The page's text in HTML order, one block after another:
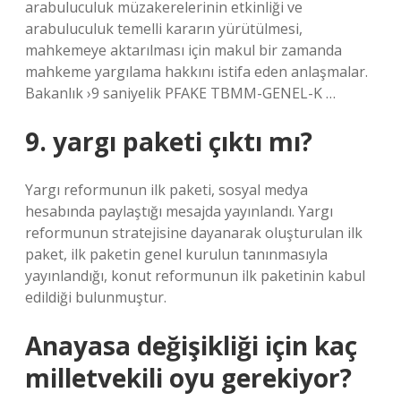
arabuluculuk müzakerelerinin etkinliği ve
arabuluculuk temelli kararın yürütülmesi,
mahkemeye aktarılması için makul bir zamanda
mahkeme yargılama hakkını istifa eden anlaşmalar.
Bakanlık ›9 saniyelik PFAKE TBMM-GENEL-K …
9. yargı paketi çıktı mı?
Yargı reformunun ilk paketi, sosyal medya
hesabında paylaştığı mesajda yayınlandı. Yargı
reformunun stratejisine dayanarak oluşturulan ilk
paket, ilk paketin genel kurulun tanınmasıyla
yayınlandığı, konut reformunun ilk paketinin kabul
edildiği bulunmuştur.
Anayasa değişikliği için kaç
milletvekili oyu gerekiyor?